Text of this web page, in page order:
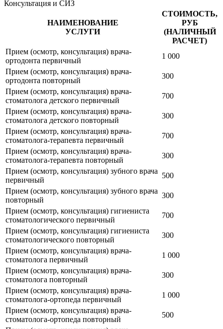
Консультация и СИЗ
НАИМЕНОВАНИЕ
УСЛУГИ
СТОИМОСТЬ,
РУБ
(НАЛИЧНЫЙ
РАСЧЕТ)
Прием (осмотр, консультация) врача-
ортодонта первичный
1 000
Прием (осмотр, консультация) врача-
ортодонта повторный
300
Прием (осмотр, консультация) врача-
стоматолога детского первичный
700
Прием (осмотр, консультация) врача-
стоматолога детского повторный
300
Прием (осмотр, консультация) врача-
стоматолога-терапевта первичный
700
Прием (осмотр, консультация) врача-
стоматолога-терапевта повторный
300
Прием (осмотр, консультация) зубного врача
первичный
500
Прием (осмотр, консультация) зубного врача
повторный
300
Прием (осмотр, консультация) гигиениста
стоматологического первичный
700
Прием (осмотр, консультация) гигиениста
стоматологического повторный
300
Прием (осмотр, консультация) врача-
стоматолога первичный
1 000
Прием (осмотр, консультация) врача-
стоматолога повторный
300
Прием (осмотр, консультация) врача-
стоматолога-ортопеда первичный
1 000
Прием (осмотр, консультация) врача-
стоматолога-ортопеда повторный
500